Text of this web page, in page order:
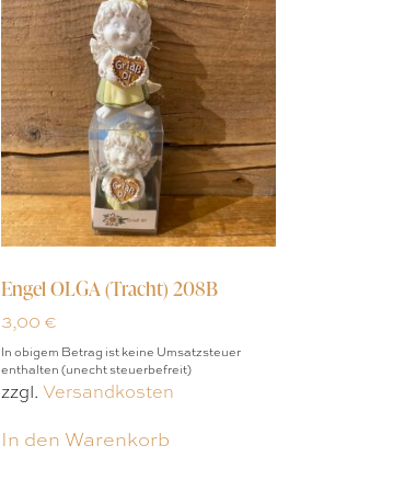
Engel OLGA (Tracht) 208B
3,00 €
In obigem Betrag ist keine Umsatzsteuer
enthalten (unecht steuerbefreit)
zzgl. Versandkosten
In den Warenkorb